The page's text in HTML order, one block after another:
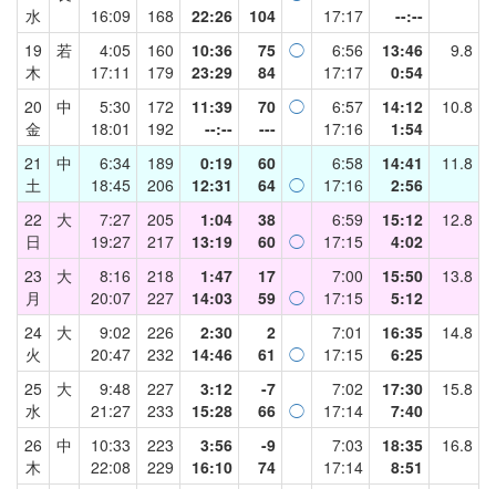
水
16:09
168
22:26
104
17:17
--:--
19
木
若
4:05
17:11
160
179
10:36
23:29
75
84
◯
6:56
17:17
13:46
0:54
9.8
20
金
中
5:30
18:01
172
192
11:39
--:--
70
---
◯
6:57
17:16
14:12
1:54
10.8
21
土
中
6:34
18:45
189
206
0:19
12:31
60
64 ◯
6:58
17:16
14:41
2:56
11.8
22
日
大
7:27
19:27
205
217
1:04
13:19
38
60 ◯
6:59
17:15
15:12
4:02
12.8
23
月
大
8:16
20:07
218
227
1:47
14:03
17
59 ◯
7:00
17:15
15:50
5:12
13.8
24
火
大
9:02
20:47
226
232
2:30
14:46
2
61
◯
7:01
17:15
16:35
6:25
14.8
25
水
大
9:48
21:27
227
233
3:12
15:28
-7
66 ◯
7:02
17:14
17:30
7:40
15.8
26
木
中
10:33
22:08
223
229
3:56
16:10
-9
74
7:03
17:14
18:35
8:51
16.8